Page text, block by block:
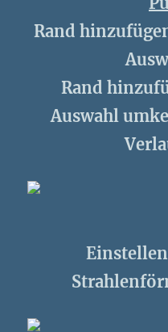
Rand
Rand
Auswahl